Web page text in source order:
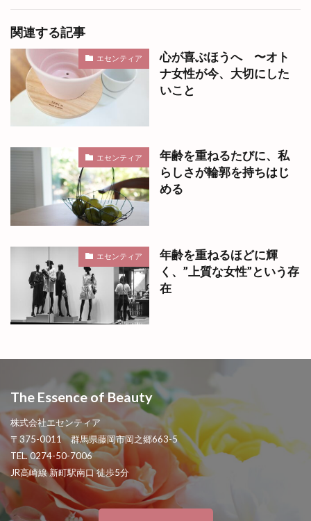
関連する記事
エセンティア
心が喜ぶほうへ 〜オト
ナ女性が今、大切にした
いこと
エセンティア
年齢を重ねるたびに、私
らしさが輪郭を持ちはじ
める
エセンティア
年齢を重ねるほどに輝
く、”上質な女性”という存
在
The Essence of Beauty
株式会社エセンティア
〒375-0011 群馬県藤岡市岡之郷663-5
TEL. 0274-50-7006
JR高崎線 新町駅南口 徒歩5分